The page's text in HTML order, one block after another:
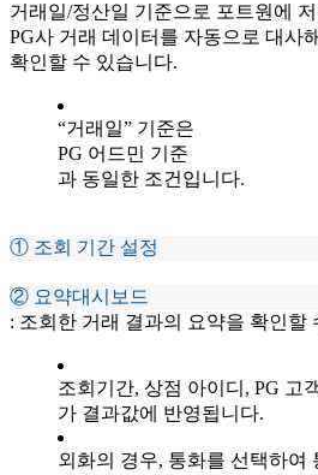
거래일/정산일 기준으로 포트원에
PG사 거래 데이터를 자동으로 대사
확인할 수 있습니다.
“거래일” 기준은
PG 어드민 기준
과 동일한 조건입니다.
① 조회 기간 설정
② 요약대시보드
: 조회한 거래 결과의 요약을 확인할
조회기간, 상점 아이디, PG 고
가 결과값에 반영됩니다.
외화의 경우, 통화를 선택하여